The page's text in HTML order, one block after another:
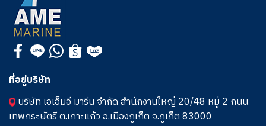
ที่อยู่บริษัท
บริษัท เอเอ็มอี มารีน จำกัด สำนักงานใหญ่ 20/48 หมู่ 2 ถนน
เทพกระษัตรี ต.เกาะแก้ว อ.เมืองภูเก็ต จ.ภูเก็ต 83000